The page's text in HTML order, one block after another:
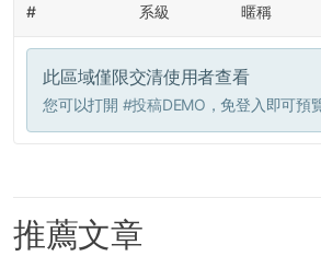
# 系級 暱稱
此區域僅限交清使用者查看
您可以打開 #投稿DEMO ，免登入即可預
推薦文章